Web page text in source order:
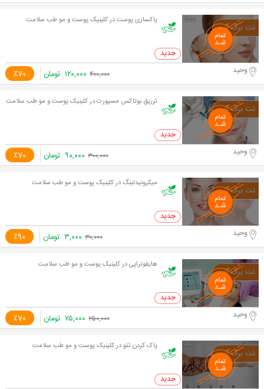
پاکسازی پوست در کلینیک پوست و مو طب سلامت
0 خرید
٪70 وحید ۴۰۰,۰۰۰ ۱۲۰,۰۰۰ تومان
تزریق بوتاکس مسپورت در کلینیک پوست و مو طب سلامت
0 خرید
٪70 وحید ۳۰۰,۰۰۰ ۹۰,۰۰۰ تومان
میکرونیدلینگ در کلینیک پوست و مو طب سلامت
0 خرید
٪90 وحید ۳۰,۰۰۰ ۳,۰۰۰ تومان
هایفوتراپی در کلینیک پوست و مو طب سلامت
0 خرید
٪70 وحید ۲۵۰,۰۰۰ ۷۵,۰۰۰ تومان
پاک کردن تتو در کلینیک پوست و مو طب سلامت
0 خرید